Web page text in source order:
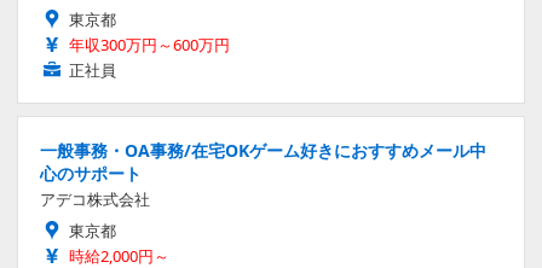
東京都
年収300万円～600万円
正社員
一般事務・OA事務/在宅OKゲーム好きにおすすめメール中
心のサポート
アデコ株式会社
東京都
時給2,000円～